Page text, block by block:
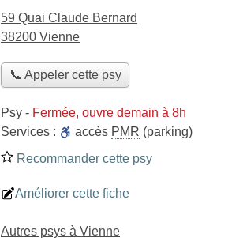
59 Quai Claude Bernard
38200 Vienne
📞 Appeler cette psy
Psy - Fermée, ouvre demain à 8h
Services :
accès PMR (parking)
Recommander cette psy
Améliorer cette fiche
Autres psys à Vienne